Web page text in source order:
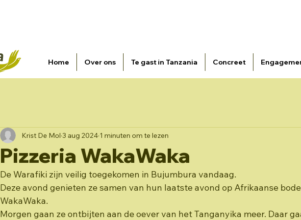
Home Over ons Te gast in Tanzania Concreet
Pizzeria WakaWaka
Krist De Mol 3 aug 2024 1 minuten om te lezen
De Warafiki zijn veilig toegekomen in Bujumbura vandaag.
Deze avond genieten ze samen van hun laatste avond op Afrikaanse
WakaWaka.
Morgen gaan ze ontbijten aan de oever van het Tanganyika meer. Daar